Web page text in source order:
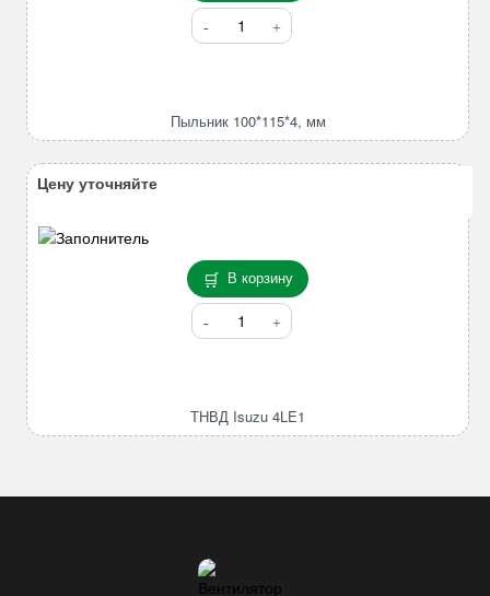
Количество
товара
Пыльник 100*115*4, мм
В корзину
Количество
товара
ТНВД Isuzu 4LE1
Цену уточняйте